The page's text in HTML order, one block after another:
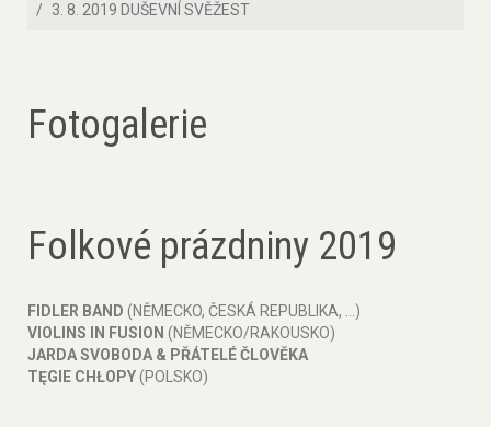
3. 8. 2019 DUŠEVNÍ SVĚŽEST
Fotogalerie
Folkové prázdniny 2019
FIDLER BAND (NĚMECKO, ČESKÁ REPUBLIKA, ...)
VIOLINS IN FUSION (NĚMECKO/RAKOUSKO)
JARDA SVOBODA & PŘÁTELÉ ČLOVĚKA
TĘGIE CHŁOPY(POLSKO)